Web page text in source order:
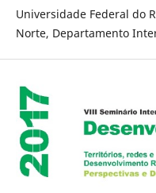
Universidade Federal do
Norte, Departamento